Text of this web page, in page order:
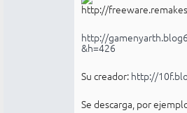
http://
&h=426
Su creador: http://
Se descarga, por